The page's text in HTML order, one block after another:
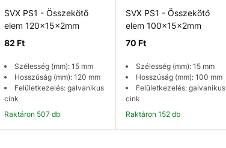
SVX PS1 - Összekötő
elem 120x15x2mm
82 Ft
Szélesség (mm): 15 mm
Hosszúság (mm): 120 mm
Felületkezelés: galvanikus
cink
Raktáron 507 db
SVX PS1 - Összekötő
elem 100x15x2mm
70 Ft
Szélesség (mm): 15 mm
Hosszúság (mm): 100 mm
Felületkezelés: galvanikus
cink
Raktáron 152 db